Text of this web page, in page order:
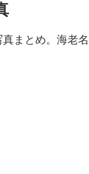
まとめ。海老